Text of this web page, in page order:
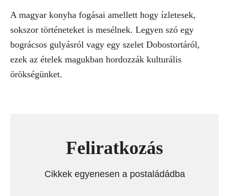
A magyar konyha fogásai amellett hogy ízletesek,
sokszor történeteket is mesélnek. Legyen szó egy
bográcsos gulyásról vagy egy szelet Dobostortáról,
ezek az ételek magukban hordozzák kulturális
örökségünket.
Feliratkozás
Cikkek egyenesen a postaládádba